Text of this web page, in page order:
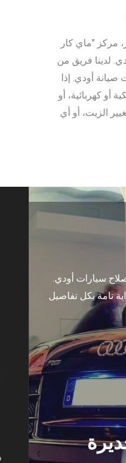
مركز "ماي كار
لدينا فريق من
صيانة أودي. إذا
كهربائية، أو
الزيت، أو أي
سيارات أودي.
تامة بكل تفاصيل